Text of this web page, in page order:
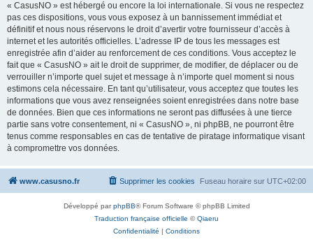
« CasusNO » est hébergé ou encore la loi internationale. Si vous ne respectez
pas ces dispositions, vous vous exposez à un bannissement immédiat et
définitif et nous nous réservons le droit d’avertir votre fournisseur d’accès à
internet et les autorités officielles. L’adresse IP de tous les messages est
enregistrée afin d’aider au renforcement de ces conditions. Vous acceptez le
fait que « CasusNO » ait le droit de supprimer, de modifier, de déplacer ou de
verrouiller n’importe quel sujet et message à n’importe quel moment si nous
estimons cela nécessaire. En tant qu’utilisateur, vous acceptez que toutes les
informations que vous avez renseignées soient enregistrées dans notre base
de données. Bien que ces informations ne seront pas diffusées à une tierce
partie sans votre consentement, ni « CasusNO », ni phpBB, ne pourront être
tenus comme responsables en cas de tentative de piratage informatique visant
à compromettre vos données.
www.casusno.fr Fuseau horaire sur UTC+02:00
Supprimer les cookies
Développé parphpBB® Forum Software © phpBB Limited
Traduction française officielle ©Qiaeru
Confidentialité | Conditions